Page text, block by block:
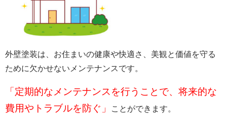
外壁塗装は、お住まいの健康や快適さ、美観と価値を守る
ために欠かせないメンテナンスです。
「定期的なメンテナンスを行うことで、将来的な
費用やトラブルを防ぐ」
ことができます。